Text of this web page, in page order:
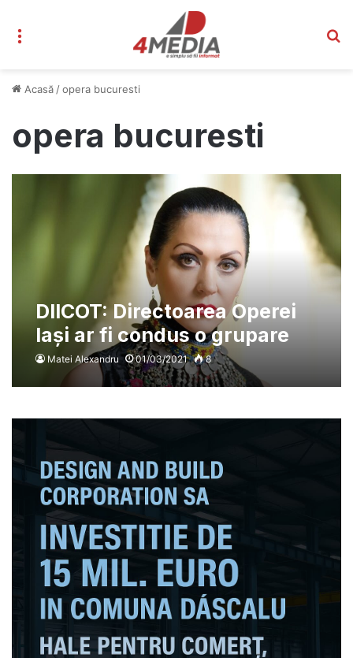
Acasă /opera bucuresti
opera bucuresti
DIICOT: Directoarea Operei
Iași ar fi condus o grupare
de crimă organizată, care
delapida bani prin
Matei Alexandru 01/03/2021 8